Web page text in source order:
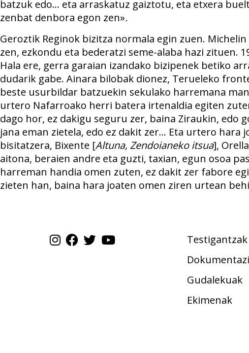
batzuk edo… eta arraskatuz gaiztotu, eta etxera
zenbat denbora egon zen».
Geroztik Reginok bizitza normala egin zuen.
zen, ezkondu eta bederatzi seme-alaba hazi zituen.
Hala ere, gerra garaian izandako bizipenek betiko
dudarik gabe. Ainara bilobak dionez, Terueleko
beste usurbildar batzuekin sekulako harremana
urtero Nafarroako herri batera irtenaldia egiten
dago hor, ez dakigu seguru zer, baina Ziraukin, edo
jana eman zietela, edo ez dakit zer… Eta urtero hara
bisitatzera, Bixente [Altuna, Zendoianeko itsua],
aitona, beraien andre eta guzti, taxian, egun osoa
harreman handia omen zuten, ez dakit zer fabore
zieten han, baina hara joaten omen ziren urtean
Testigantzak
Gudalekuak
Ekimenak